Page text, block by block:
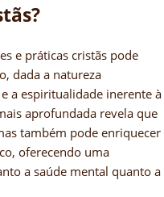
e práticas cristãs pode
dada a natureza
a espiritualidade inerente à
aprofundada revela que
também pode enriquecer
oferecendo uma
a saúde mental quanto a